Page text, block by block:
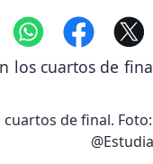
cuartos de final.